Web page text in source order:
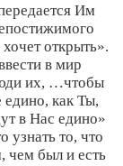
Им
открыть».
в мир
их, …чтобы
как Ты,
в Нас едино»
то, что
чем был и есть